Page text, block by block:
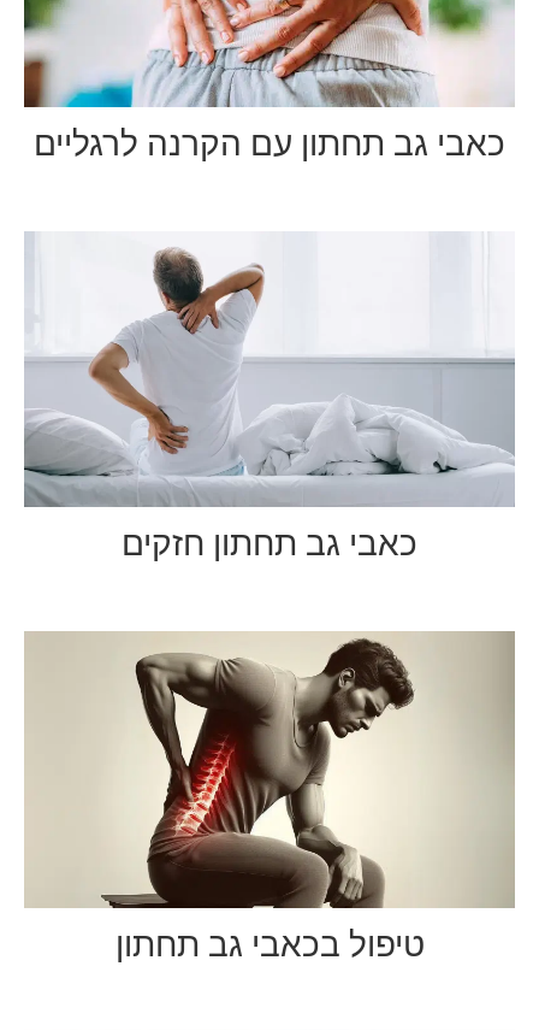
כאבי גב תחתון עם הקרנה לרגליים
כאבי גב תחתון חזקים
טיפול בכאבי גב תחתון